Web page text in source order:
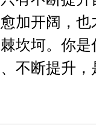
加开阔，
坎坷。你
不断提升